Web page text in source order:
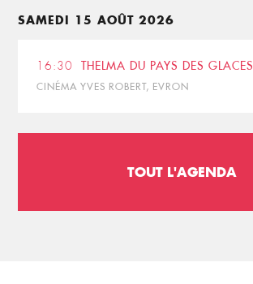
SAMEDI 15 AOÛT 2026
16:30 THELMA DU PAYS DES GLACES
CINÉMA YVES ROBERT, EVRON
TOUT L'AGENDA